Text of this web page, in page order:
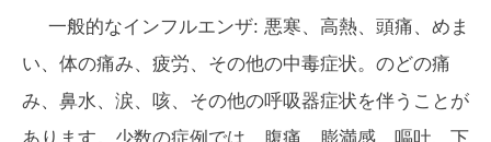
一般的なインフルエンザ: 悪寒、高熱、頭痛、めま
い、体の痛み、疲労、その他の中毒症状。のどの痛
み、鼻水、涙、咳、その他の呼吸器症状を伴うことが